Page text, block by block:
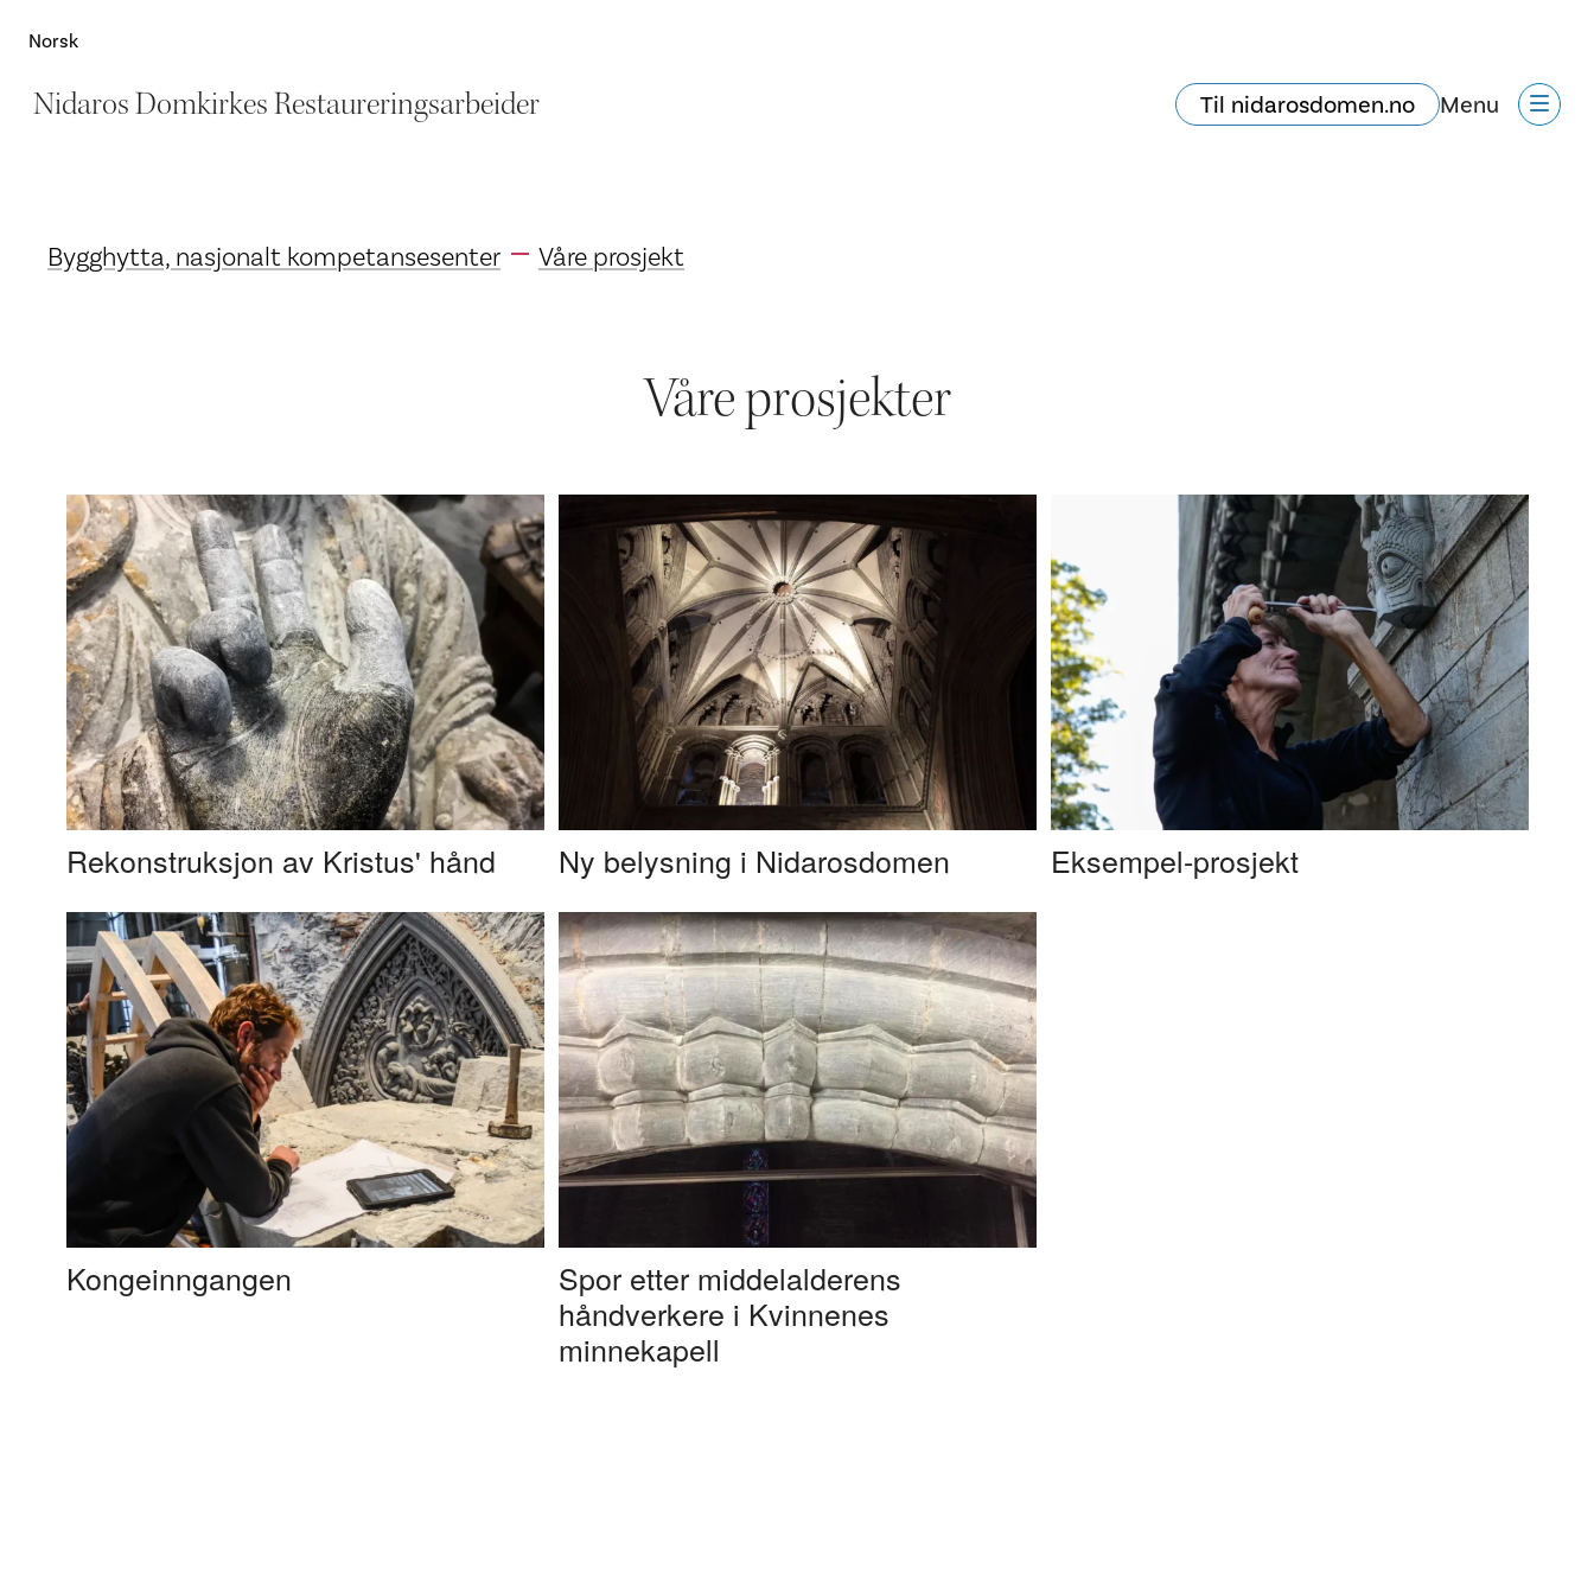
Norsk
Nidaros Domkirkes Restaureringsarbeider Til nidarosdomen.no Menu
Bygghytta, nasjonalt kompetansesenter Våre prosjekt
Våre prosjekter
Rekonstruksjon av Kristus' hånd Ny belysning i Nidarosdomen Eksempel-prosjekt
Kongeinngangen
Spor etter middelalderens
håndverkere i Kvinnenes
minnekapell